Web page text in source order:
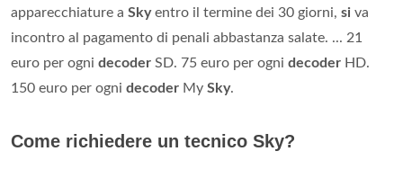
apparecchiature a Skyentro il termine dei 30 giorni, si va
incontro al pagamento di penali abbastanza salate. ... 21
euro per ogni decoder SD. 75 euro per ogni decoder HD.
150 euro per ogni decoder My Sky.
Come richiedere un tecnico Sky?